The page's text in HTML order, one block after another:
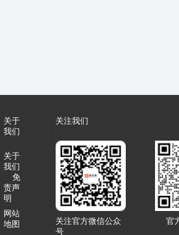
关于
我们
关于
我们
免
责声
明
网站
地图
关注我们
关注官方微信公众
号
官